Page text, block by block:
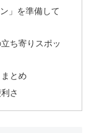
」を準備して
ち寄りスポッ
とめ
さ